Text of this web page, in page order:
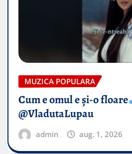
MUZICA POPULARA
Cum e omul e și-o floare
@VladutaLupau
admin aug. 1, 2026